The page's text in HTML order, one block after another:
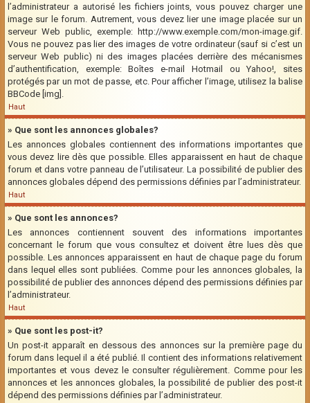
l’administrateur a autorisé les fichiers joints, vous pouvez charger une
image sur le forum. Autrement, vous devez lier une image placée sur un
serveur Web public, exemple: http://www.exemple.com/mon-image.gif.
Vous ne pouvez pas lier des images de votre ordinateur (sauf si c’est un
serveur Web public) ni des images placées derrière des mécanismes
d’authentification, exemple: Boîtes e-mail Hotmail ou Yahoo!, sites
protégés par un mot de passe, etc. Pour afficher l’image, utilisez la balise
BBCode [img].
Haut
» Que sont les annonces globales?
Les annonces globales contiennent des informations importantes que
vous devez lire dès que possible. Elles apparaissent en haut de chaque
forum et dans votre panneau de l’utilisateur. La possibilité de publier des
annonces globales dépend des permissions définies par l’administrateur.
Haut
» Que sont les annonces?
Les annonces contiennent souvent des informations importantes
concernant le forum que vous consultez et doivent être lues dès que
possible. Les annonces apparaissent en haut de chaque page du forum
dans lequel elles sont publiées. Comme pour les annonces globales, la
possibilité de publier des annonces dépend des permissions définies par
l’administrateur.
Haut
» Que sont les post-it?
Un post-it apparaît en dessous des annonces sur la première page du
forum dans lequel il a été publié. Il contient des informations relativement
importantes et vous devez le consulter régulièrement. Comme pour les
annonces et les annonces globales, la possibilité de publier des post-it
dépend des permissions définies par l’administrateur.